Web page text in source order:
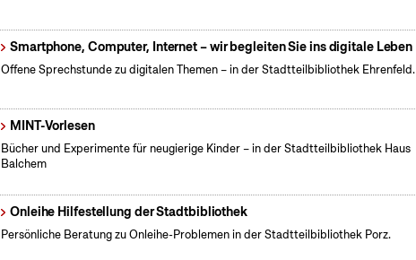
Smartphone, Computer, Internet – wir begleiten Sie ins digitale Leben
Offene Sprechstunde zu digitalen Themen – in der Stadtteilbibliothek Ehrenfeld.
MINT-Vorlesen
Bücher und Experimente für neugierige Kinder – in der Stadtteilbibliothek Haus
Balchem
Onleihe Hilfestellung der Stadtbibliothek
Persönliche Beratung zu Onleihe-Problemen in der Stadtteilbibliothek Porz.